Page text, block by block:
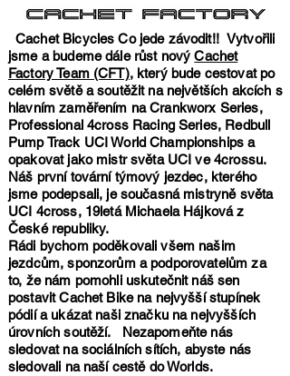
Cachet Bicycles Co jede závodit!! Vytvořili
jsme a budeme dále růst novýCachet
Factory Team (CFT),který bude cestovat po
celém světě a soutěžit na největších akcích s
hlavním zaměřením na Crankworx Series,
Professional 4cross Racing Series, Redbull
Pump Track UCI World Championships a
opakovat jako mistr světa UCI ve 4crossu.
Náš první tovární týmový jezdec, kterého
jsme podepsali, je současná mistryně světa
UCI 4cross, 19letá Michaela Hájková z
České republiky.
Rádi bychom poděkovali všem našim
jezdcům, sponzorům a podporovatelům za
to, že nám pomohli uskutečnit náš sen
postavit Cachet Bike na nejvyšší stupínek
pódií a ukázat naši značku na nejvyšších
úrovních soutěží.
Nezapomeňte nás
sledovat na sociálních sítích, abyste nás
sledovali na naší cestě do Worlds.